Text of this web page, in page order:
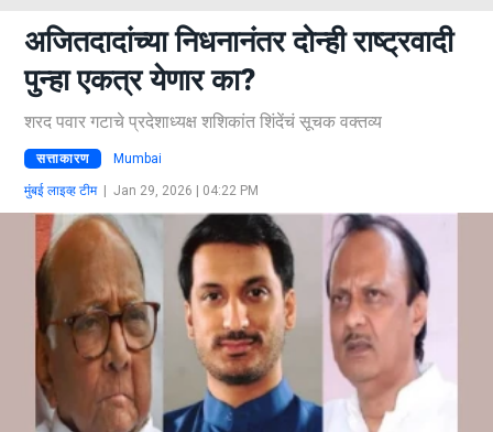
अजितदादांच्या निधनानंतर दोन्ही राष्ट्रवादी
पुन्हा एकत्र येणार का?
शरद पवार गटाचे प्रदेशाध्यक्ष शशिकांत शिंदेंचं सूचक वक्तव्य
सत्ताकारण Mumbai
मुंबई लाइव्ह टीम| Jan 29, 2026 | 04:22 PM